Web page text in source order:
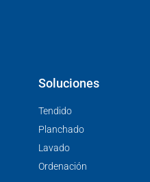
Soluciones
Tendido
Planchado
Lavado
Ordenación